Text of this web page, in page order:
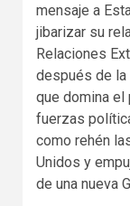
mensaje a
jibarizar su
Relaciones
después de
que domina el
fuerzas
como rehén
Unidos y
de una nueva